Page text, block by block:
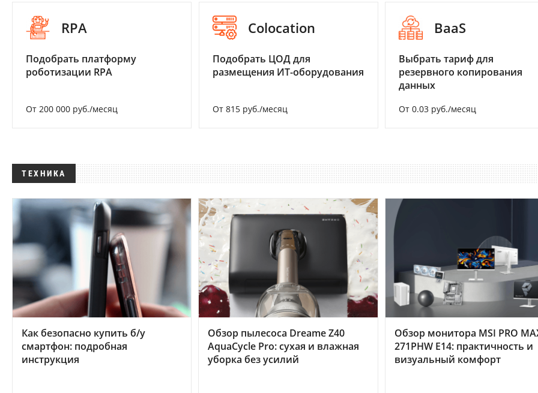
RPA
Подобрать платформу
роботизации RPA
От 200 000 руб./месяц
Colocation
Подобрать ЦОД для
размещения ИТ-оборудования
От 815 руб./месяц
BaaS
Выбрать тариф для
резервного копирования
данных
От 0.03 руб./месяц
ТЕХНИКА
Как безопасно купить б/у
смартфон: подробная
инструкция
Обзор пылесоса Dreame Z40
AquaCycle Pro: сухая и влажная
уборка без усилий
Обзор монитора MSI PRO
271PHW E14: практичность и
визуальный комфорт